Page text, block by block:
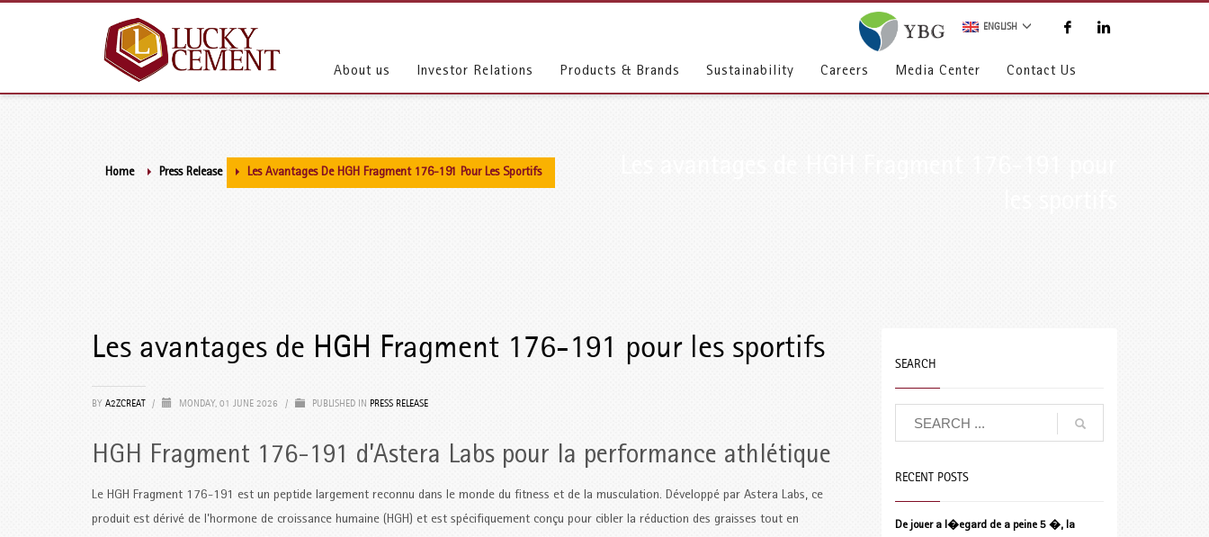
ENGLISH
About us Investor Relations Products & Brands Sustainability Careers Media Center Contact Us
Home Press Release Les Avantages De HGH Fragment 176-191 Pour Les Sportifs
Les avantages de HGH Fragment 176-191 pour les sportifs
BY A2ZCREAT / MONDAY, 01 JUNE 2026 / PUBLISHED IN PRESS RELEASE
HGH Fragment 176-191 d’Astera Labs pour la performance athlétique
Le HGH Fragment 176-191 est un peptide largement reconnu dans le monde du fitness et de la musculation. Développé par Astera Labs, ce
produit est dérivé de l’hormone de croissance humaine (HGH) et est spécifiquement conçu pour cibler la réduction des graisses tout en
SEARCH
RECENT POSTS
De jouer a l�egard de a peine 5 �, la